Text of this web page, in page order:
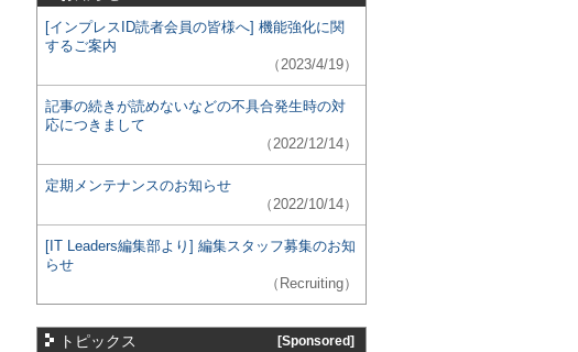
[インプレスID読者会員の皆様へ] 機能強化に関
するご案内
（2023/4/19）
記事の続きが読めないなどの不具合発生時の対
応につきまして
（2022/12/14）
定期メンテナンスのお知らせ
（2022/10/14）
[IT Leaders編集部より] 編集スタッフ募集のお知
らせ
（Recruiting）
トピックス [Sponsored]